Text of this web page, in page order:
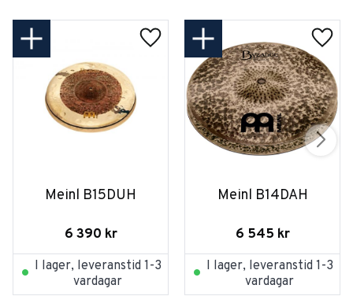
Meinl B15DUH
6 390 kr
I lager, leveranstid 1-3
vardagar
Meinl B14DAH
6 545 kr
I lager, leveranstid 1-3
vardagar